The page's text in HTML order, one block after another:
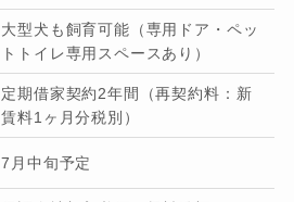
大型犬も飼育可能（専用ドア・ペッ
トトイレ専用スペースあり）
定期借家契約2年間（再契約料：新
賃料1ヶ月分税別）
7月中旬予定